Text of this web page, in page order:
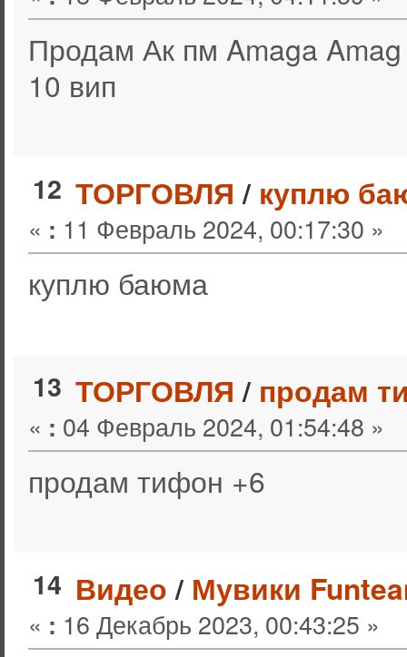
Продам Ак пм Amaga Amag
10 вип
12 ТОРГОВЛЯ / куплю
« : 11 Февраль 2024, 00:17:30 »
куплю баюма
13 ТОРГОВЛЯ / продам
« : 04 Февраль 2024, 01:54:48 »
продам тифон +6
14 Видео/ Мувики
« : 16 Декабрь 2023, 00:43:25 »